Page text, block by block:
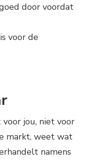
door voordat
voor de
voor jou, niet voor
markt, weet wat
namens